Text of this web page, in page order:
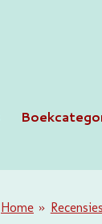
Home » Recensies